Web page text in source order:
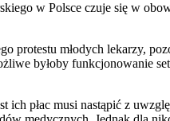
w Polsce czuje się w
protestu młodych lekarzy,
byłoby funkcjonowanie
ich płac musi nastąpić z